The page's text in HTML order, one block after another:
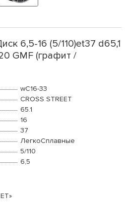
6,5-16 (5/110)et37 d65,1
GMF (графит /
wC16-33
CROSS STREET
65.1
16
37
ЛегкоСплавные
5/110
6,5